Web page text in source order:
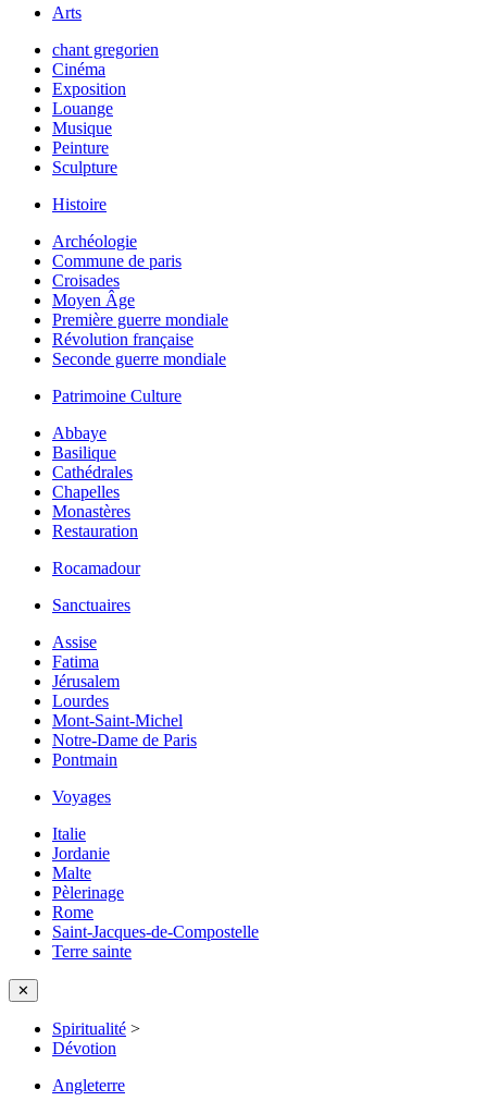
Arts
chant gregorien
Cinéma
Exposition
Louange
Musique
Peinture
Sculpture
Histoire
Archéologie
Commune de paris
Croisades
Moyen Âge
Première guerre mondiale
Révolution française
Seconde guerre mondiale
Patrimoine Culture
Abbaye
Basilique
Cathédrales
Chapelles
Monastères
Restauration
Rocamadour
Sanctuaires
Assise
Fatima
Jérusalem
Lourdes
Mont-Saint-Michel
Notre-Dame de Paris
Pontmain
Voyages
Italie
Jordanie
Malte
Pèlerinage
Rome
Saint-Jacques-de-Compostelle
Terre sainte
✕
Spiritualité >
Dévotion
Angleterre